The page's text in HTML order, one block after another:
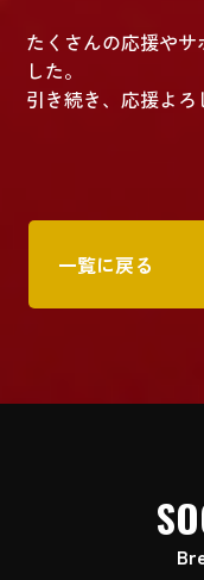
たくさんの応援や
した。
引き続き、応援よろ
一覧に戻る